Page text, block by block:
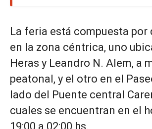
La feria está compuesta por
en la zona céntrica, uno
Heras y Leandro N. Alem, a
peatonal, y el otro en el
lado del Puente central
cuales se encuentran en el
19:00 a 02:00 hs.